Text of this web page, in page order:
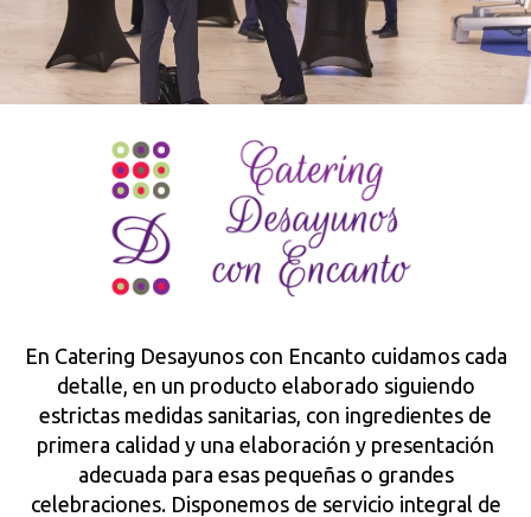
En Catering Desayunos con Encanto cuidamos cada
detalle, en un producto elaborado siguiendo
estrictas medidas sanitarias, con ingredientes de
primera calidad y una elaboración y presentación
adecuada para esas pequeñas o grandes
celebraciones. Disponemos de servicio integral de